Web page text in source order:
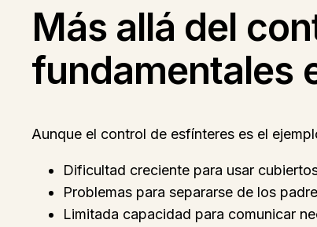
Más allá del
fundamentales
Aunque el control de esfínteres es el
Dificultad creciente para usar
Problemas para separarse de los
Limitada capacidad para comunicar